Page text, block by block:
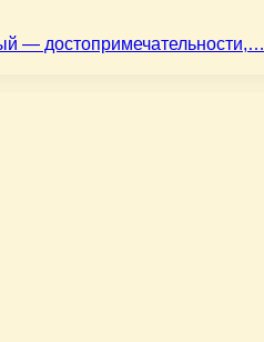
— достопримечательности,…